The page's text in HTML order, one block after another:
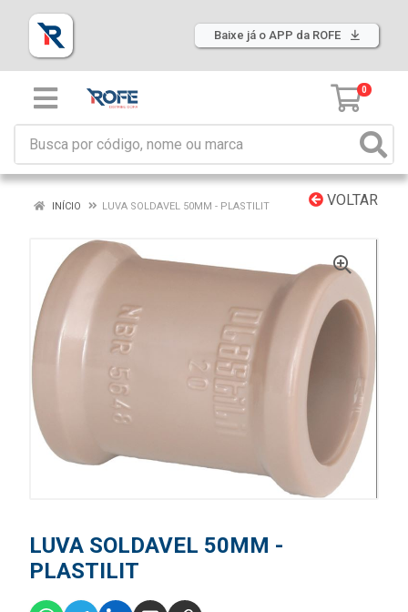
Baixe já o APP da ROFE
0
VOLTAR
INÍCIO LUVA SOLDAVEL 50MM - PLASTILIT
LUVA SOLDAVEL 50MM -
PLASTILIT